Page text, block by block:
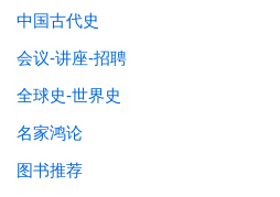
中国古代史
会议-讲座-招聘
全球史-世界史
名家鸿论
图书推荐